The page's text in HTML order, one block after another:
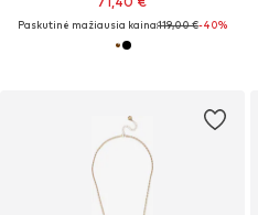
Paskutinė mažiausia kaina:119,00 €-40%